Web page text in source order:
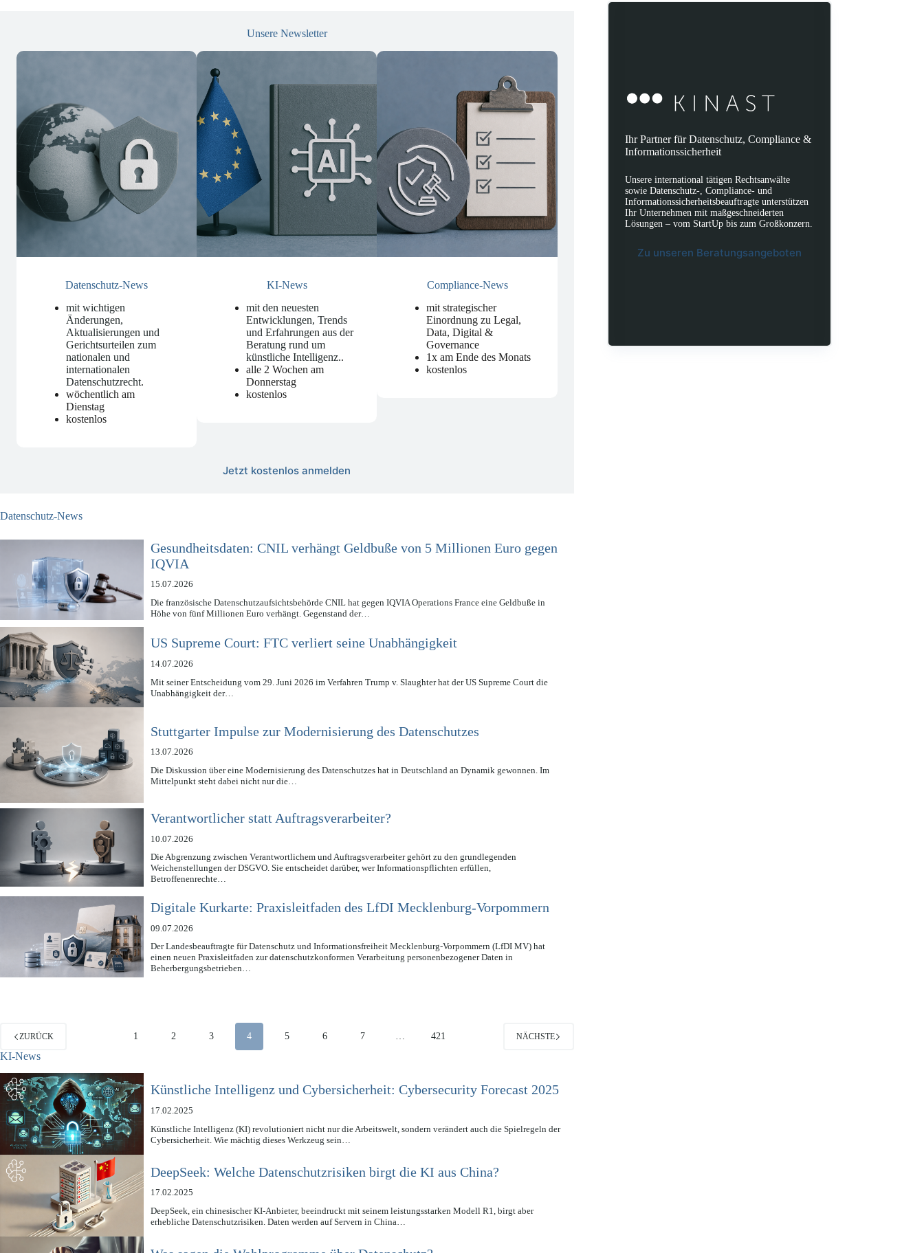
Unsere Newsletter
Datenschutz-News
mit wichtigen
Änderungen,
Aktualisierungen und
Gerichtsurteilen zum
nationalen und
internationalen
Datenschutzrecht.
wöchentlich am
Dienstag
kostenlos
KI-News
mit den neuesten
Entwicklungen, Trends
und Erfahrungen aus der
Beratung rund um
künstliche Intelligenz..
alle 2 Wochen am
Donnerstag
kostenlos
Compliance-News
mit strategischer
Einordnung zu Legal,
Data, Digital &
Governance
1x am Ende des Monats
kostenlos
Jetzt kostenlos anmelden
Datenschutz-News
Gesundheitsdaten: CNIL verhängt Geldbuße von 5 Millionen Euro gegen
IQVIA
15.07.2026
Die französische Datenschutzaufsichtsbehörde CNIL hat gegen IQVIA Operations France eine Geldbuße in
Höhe von fünf Millionen Euro verhängt. Gegenstand der…
US Supreme Court: FTC verliert seine Unabhängigkeit
14.07.2026
Mit seiner Entscheidung vom 29. Juni 2026 im Verfahren Trump v. Slaughter hat der US Supreme Court die
Unabhängigkeit der…
Stuttgarter Impulse zur Modernisierung des Datenschutzes
13.07.2026
Die Diskussion über eine Modernisierung des Datenschutzes hat in Deutschland an Dynamik gewonnen. Im
Mittelpunkt steht dabei nicht nur die…
Verantwortlicher statt Auftragsverarbeiter?
10.07.2026
Die Abgrenzung zwischen Verantwortlichem und Auftragsverarbeiter gehört zu den grundlegenden
Weichenstellungen der DSGVO. Sie entscheidet darüber, wer Informationspflichten erfüllen,
Betroffenenrechte…
Digitale Kurkarte: Praxisleitfaden des LfDI Mecklenburg-Vorpommern
09.07.2026
Der Landesbeauftragte für Datenschutz und Informationsfreiheit Mecklenburg-Vorpommern (LfDI MV) hat
einen neuen Praxisleitfaden zur datenschutzkonformen Verarbeitung personenbezogener Daten in
Beherbergungsbetrieben…
ZURÜCK 1 2 3 4 5 6 7 … 421 NÄCHSTE
KI-News
Künstliche Intelligenz und Cybersicherheit: Cybersecurity Forecast 2025
17.02.2025
Künstliche Intelligenz (KI) revolutioniert nicht nur die Arbeitswelt, sondern verändert auch die Spielregeln der
Cybersicherheit. Wie mächtig dieses Werkzeug sein…
DeepSeek: Welche Datenschutzrisiken birgt die KI aus China?
17.02.2025
DeepSeek, ein chinesischer KI-Anbieter, beeindruckt mit seinem leistungsstarken Modell R1, birgt aber
erhebliche Datenschutzrisiken. Daten werden auf Servern in China…
Ihr Partner für Datenschutz, Compliance &
Informationssicherheit
Unsere international tätigen Rechtsanwälte
sowie Datenschutz-, Compliance- und
Informationssicherheitsbeauftragte unterstützen
Ihr Unternehmen mit maßgeschneiderten
Lösungen – vom StartUp bis zum Großkonzern.
Zu unseren Beratungsangeboten